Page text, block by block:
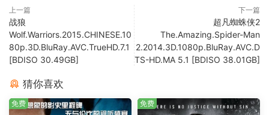
上一篇
战狼
Wolf.Warriors.2015.CHINESE.10
80p.3D.BluRay.AVC.TrueHD.7.1
[BDISO 30.49GB]
下一篇
超凡蜘蛛侠2
The.Amazing.Spider-Man
2.2014.3D.1080p.BluRay.AVC.D
TS-HD.MA 5.1 [BDISO 38.01GB]
猜你喜欢
免费 免费